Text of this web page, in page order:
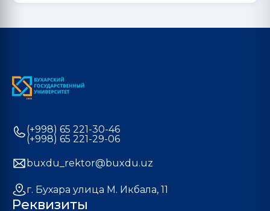
(+998) 65 221-30-46
(+998) 65 221-29-06
buxdu_rektor@buxdu.uz
г. Бухара улица М. Икбала, 11
Реквизиты